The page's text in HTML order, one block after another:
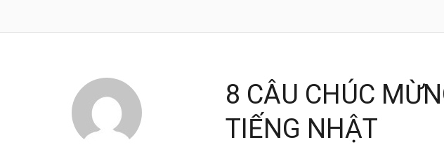
8 CÂU CHÚC
TIẾNG NHẬT